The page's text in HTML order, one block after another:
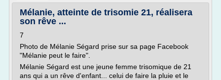
Mélanie, atteinte de trisomie 21, réalisera
son rêve ...
7
Photo de Mélanie Ségard prise sur sa page Facebook
"Mélanie peut le faire".
Mélanie Ségard est une jeune femme trisomique de 21
ans qui a un rêve d'enfant... celui de faire la pluie et le